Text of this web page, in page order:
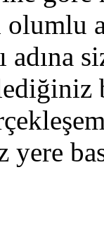
olumlu
adına
yere